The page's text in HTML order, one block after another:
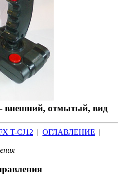
внешний, отмытый, вид
T-CJ12 | ОГЛАВЛЕНИЕ |